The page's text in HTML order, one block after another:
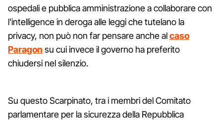
ospedali e pubblica amministrazione a collaborare con
l'intelligence in deroga alle leggi che tutelano la
privacy, non può non far pensare anche alcaso
Paragon su cui invece il governo ha preferito
chiudersi nel silenzio.
Su questo Scarpinato, tra i membri del Comitato
parlamentare per la sicurezza della Repubblica